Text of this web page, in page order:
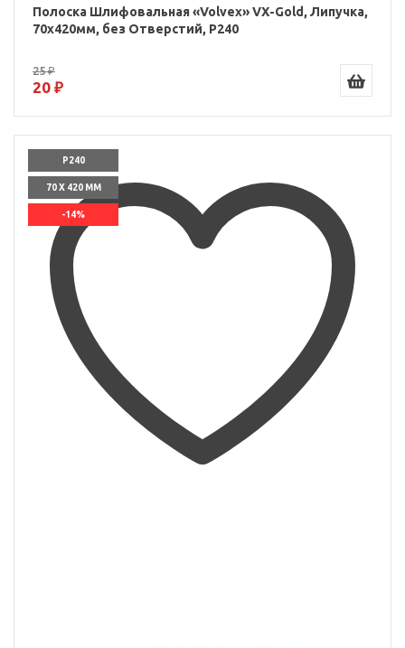
Полоска Шлифовальная «Volvex» VX-Gold, Липучка,
70x420мм, без Отверстий, P240
25 ₽
20 ₽
P240
70 X 420 ММ
-14%